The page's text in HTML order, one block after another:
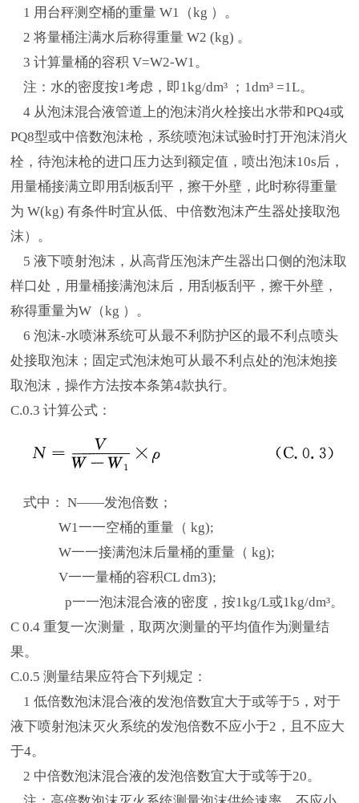
1 用台秤测空桶的重量 W1（kg ）。
2 将量桶注满水后称得重量 W2 (kg) 。
3 计算量桶的容积 V=W2-W1。
注：水的密度按1考虑，即1kg/dm³ ；1dm³ =1L。
4 从泡沫混合液管道上的泡沫消火栓接出水带和PQ4或
PQ8型或中倍数泡沫枪，系统喷泡沫试验时打开泡沫消火
栓，待泡沫枪的进口压力达到额定值，喷出泡沫10s后，
用量桶接满立即用刮板刮平，擦干外壁，此时称得重量
为 W(kg) 有条件时宜从低、中倍数泡沫产生器处接取泡
沫）。
5 液下喷射泡沫，从高背压泡沫产生器出口侧的泡沫取
样口处，用量桶接满泡沫后，用刮板刮平，擦干外壁，
称得重量为W（kg ）。
6 泡沫-水喷淋系统可从最不利防护区的最不利点喷头
处接取泡沫；固定式泡沫炮可从最不利点处的泡沫炮接
取泡沫，操作方法按本条第4款执行。
C.0.3 计算公式：
式中： N——发泡倍数；
W1一一空桶的重量（ kg);
W一一接满泡沫后量桶的重量（ kg);
V一一量桶的容积CL dm3);
p一一泡沫混合液的密度，按1kg/L或1kg/dm³。
C 0.4 重复一次测量，取两次测量的平均值作为测量结
果。
C.0.5 测量结果应符合下列规定：
1 低倍数泡沫混合液的发泡倍数宜大于或等于5，对于
液下喷射泡沫灭火系统的发泡倍数不应小于2，且不应大
于4。
2 中倍数泡沫混合液的发泡倍数宜大于或等于20。